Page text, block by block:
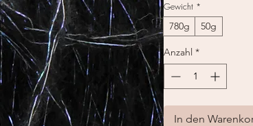
Gewicht *
780g 50g
Anzahl *
In den